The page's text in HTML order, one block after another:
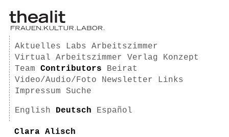
Aktuelles Labs
Arbeitszimmer
Virtual Arbeitszimmer
Verlag
Konzept
Team
Contributors
Beirat
Video/Audio/Foto
Newsletter
Links
Impressum
Suche
English Deutsch Español
Clara Alisch